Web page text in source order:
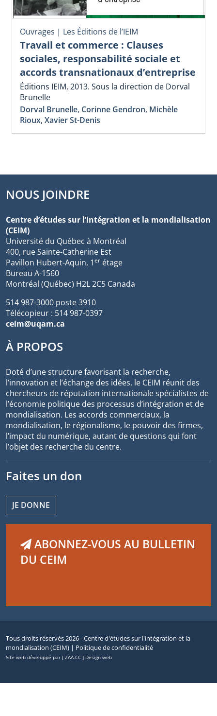
Ouvrages | Les Éditions de l’IEIM
Travail et commerce : Clauses
sociales, responsabilité sociale et
accords transnationaux d’entreprise
Éditions IEIM, 2013. Sous la direction de Dorval
Brunelle
Dorval Brunelle, Corinne Gendron, Michèle
Rioux, Xavier St-Denis
NOUS JOINDRE
Centre d’études sur l’intégration et la mondialisation
(CEIM)
Université du Québec à Montréal
400, rue Sainte-Catherine Est
Pavillon Hubert-Aquin, 1er étage
Bureau A-1560
Montréal (Québec) H2L 2C5 Canada
514 987-3000 poste 3910
Télécopieur : 514 987-0397
ceim@uqam.ca
À PROPOS
Doté d’une structure favorisant la recherche,
l’innovation et l’échange des idées, le CEIM réunit des
chercheurs de réputation internationale spécialistes de
l’économie politique des processus d’intégration et de
mondialisation. Les accords commerciaux, la
mondialisation, le régionalisme, le pouvoir des firmes,
l’impact du numérique, autant de questions qui font
l’objet des recherche du centre.
Faites un don
JE DONNE
ABONNEZ-VOUS AU BULLETIN
DU CEIM
Tous droits réservés 2026 - Centre d'études sur l'intégration et la
mondialisation (CEIM) | Politique de confidentialité
Site web développé par [ ZAA.CC ] Design web